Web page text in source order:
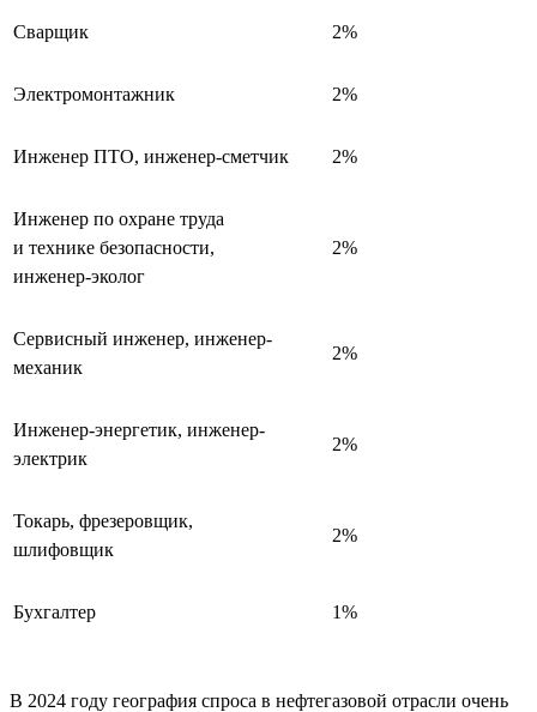
Сварщик 2%
Электромонтажник 2%
Инженер ПТО, инженер-сметчик 2%
Инженер по охране труда
и технике безопасности,
инженер-эколог
2%
Сервисный инженер, инженер-
механик
2%
Инженер-энергетик, инженер-
электрик
2%
Токарь, фрезеровщик,
шлифовщик
2%
Бухгалтер 1%
В 2024 году география спроса в нефтегазовой отрасли очень